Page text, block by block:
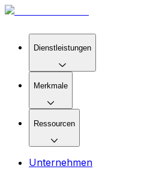
Dienstleistungen
Merkmale
Ressourcen
Unternehmen